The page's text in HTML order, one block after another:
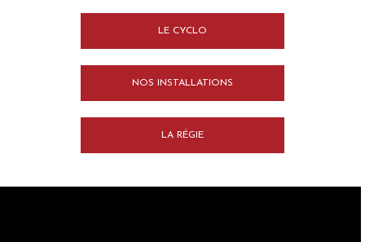
LE CYCLO
NOS INSTALLATIONS
LA RÉGIE